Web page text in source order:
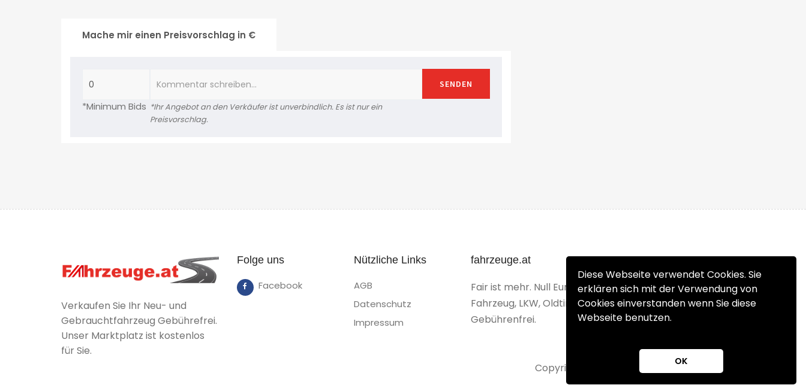
Diese Webseite verwendet Cookies. Sie
erklären sich mit der Verwendung von
Cookies einverstanden wenn Sie diese
Webseite benutzen.
OK
Mache mir einen Preisvorschlag in €
*Minimum Bids *Ihr Angebot an den Verkäufer ist unverbindlich. Es ist nur ein
Preisvorschlag.
SENDEN
Verkaufen Sie Ihr Neu- und
Gebrauchtfahrzeug Gebührefrei.
Unser Marktplatz ist kostenlos
für Sie.
Folge uns
Facebook
Nützliche Links
AGB
Datenschutz
Impressum
fahrzeuge.at
Fair ist mehr. Null Euro Einstellgebühr. Verkaufen Sie Ihr
Fahrzeug, LKW, Oldtimer, Wohnmobil oder Unfallfahrzeug
Gebührenfrei.
Copyright 2025 © fahrzeuge.at